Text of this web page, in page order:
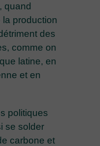
quand
la production
des
comme on
latine, en
et en
politiques
se solder
carbone et